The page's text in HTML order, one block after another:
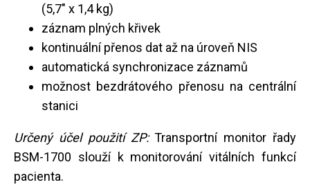
(5,7" x 1,4 kg)
záznam plných křivek
kontinuální přenos dat až na úroveň NIS
automatická synchronizace záznamů
možnost bezdrátového přenosu na centrální
stanici
Určený účel použití ZP:Transportní monitor řady
BSM-1700 slouží k monitorování vitálních funkcí
pacienta.